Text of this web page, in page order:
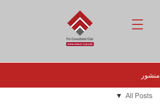
منشور
All Posts